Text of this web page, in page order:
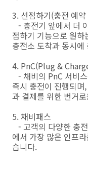
3. 선점하기(충전 예
- 충전기 앞에서 더
점하기 기능으로 원
충전소 도착과 동시
4. PnC(Plug &
- 채비의 PnC 서비
즉시 충전이 진행되
과 결제를 위한 번거
5. 채비패스
- 고객의 다양한 충
에서 가장 많은 인프
습니다.